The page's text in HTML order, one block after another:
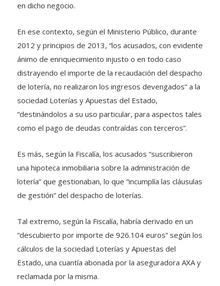
en dicho negocio.
En ese contexto, según el Ministerio Público, durante
2012 y principios de 2013, “los acusados, con evidente
ánimo de enriquecimiento injusto o en todo caso
distrayendo el importe de la recaudación del despacho
de lotería, no realizaron los ingresos devengados” a la
sociedad Loterías y Apuestas del Estado,
“destinándolos a su uso particular, para aspectos tales
como el pago de deudas contraídas con terceros”.
Es más, según la Fiscalía, los acusados “suscribieron
una hipoteca inmobiliaria sobre la administración de
lotería” que gestionaban, lo que “incumplía las cláusulas
de gestión” del despacho de loterías.
Tal extremo, según la Fiscalía, habría derivado en un
“descubierto por importe de 926.104 euros” según los
cálculos de la sociedad Loterías y Apuestas del
Estado, una cuantía abonada por la aseguradora AXA y
reclamada por la misma.